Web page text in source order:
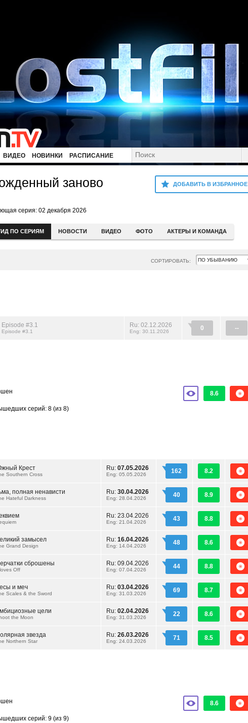
ВИДЕО НОВИНКИ РАСПИСАНИЕ
ДОБАВИТЬ В ИЗБРАННОЕ
заново
серия: 02 декабря 2026
ПО СЕРИЯМ НОВОСТИ ВИДЕО ФОТО АКТЕРЫ И КОМАНДА
СОРТИРОВАТЬ:
Episode #3.1
Episode #3.1
Ru: 02.12.2026
Eng: 30.11.2026 0 --
8.6
серий: 8 (из 8)
Крест
Southern Cross
Ru: 07.05.2026
Eng: 05.05.2026 162 8.2
полная ненависти
Hateful Darkness
Ru: 30.04.2026
Eng: 28.04.2026 40 8.9
Ru: 23.04.2026
Eng: 21.04.2026 43 8.8
замысел
Grand Design
Ru: 16.04.2026
Eng: 14.04.2026 48 8.6
сброшены
Off
Ru: 09.04.2026
Eng: 07.04.2026 44 8.8
и меч
Scales & the Sword
Ru: 03.04.2026
Eng: 31.03.2026 69 8.7
цели
the Moon
Ru: 02.04.2026
Eng: 31.03.2026 22 8.6
звезда
Northern Star
Ru: 26.03.2026
Eng: 24.03.2026 71 8.5
8.6
серий: 9 (из 9)